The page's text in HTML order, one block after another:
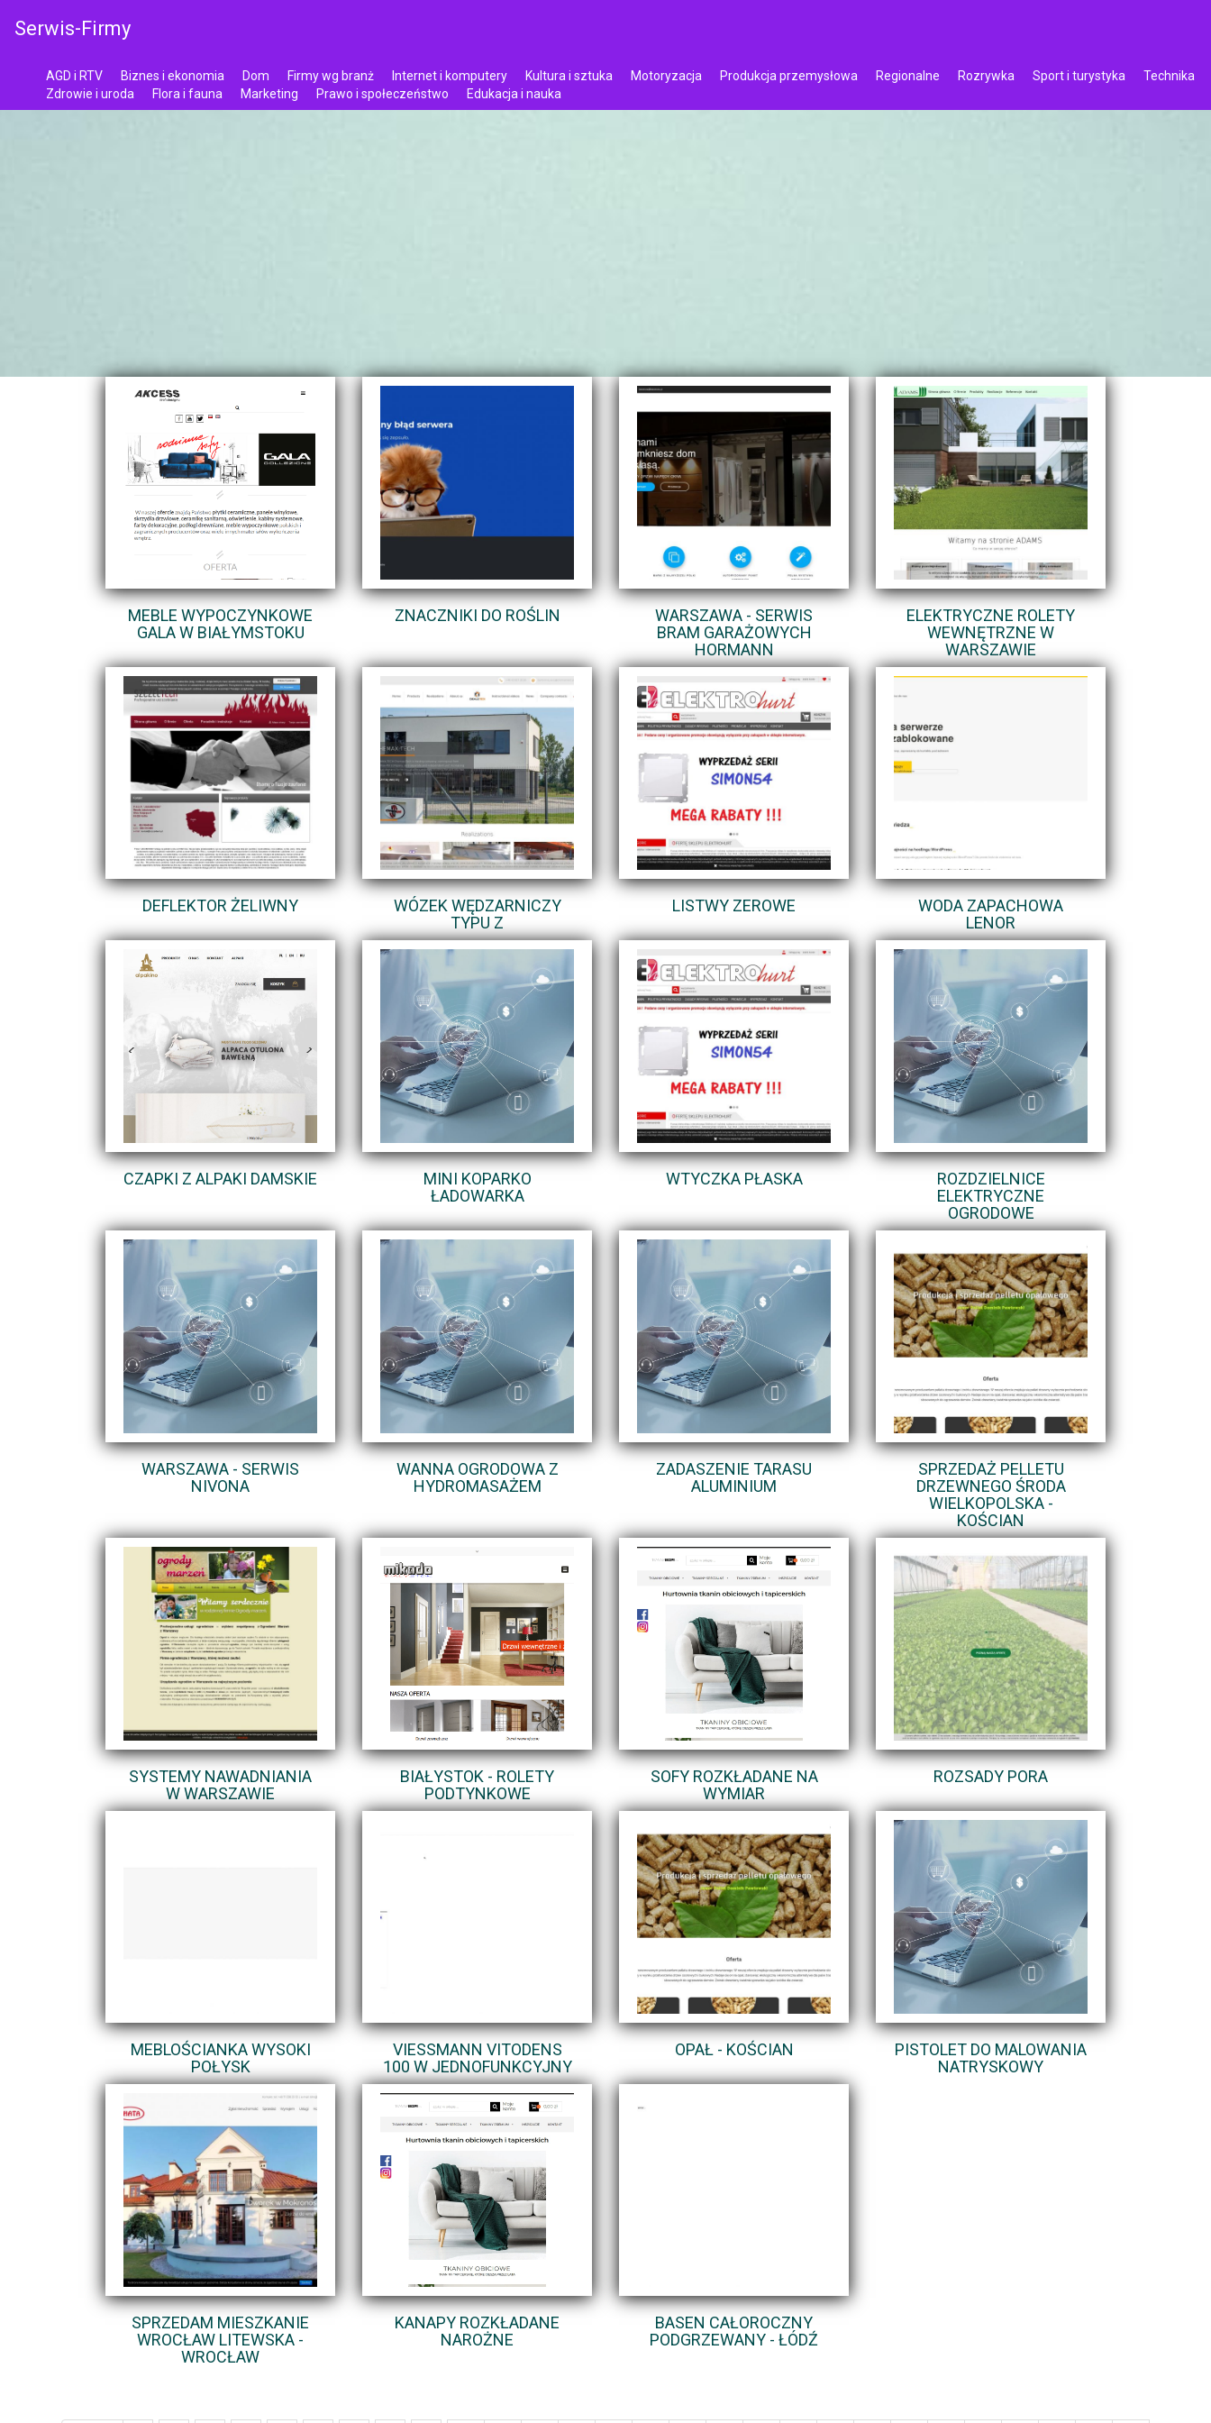
Serwis-Firmy
AGD i RTV Biznes i ekonomia Dom Firmy wg branż Internet i komputery Kultura i sztuka Motoryzacja Produkcja przemysłowa Regionalne Rozrywka Sport i turystyka
Technika
Zdrowie i uroda
Flora i fauna Marketing Prawo i społeczeństwo Edukacja i nauka
MEBLE WYPOCZYNKOWE
GALA W BIAŁYMSTOKU
ZNACZNIKI DO ROŚLIN
WARSZAWA - SERWIS
BRAM GARAŻOWYCH
HORMANN
ELEKTRYCZNE ROLETY
WEWNĘTRZNE W
WARSZAWIE
DEFLEKTOR ŻELIWNY
WÓZEK WĘDZARNICZY
TYPU Z
LISTWY ZEROWE
WODA ZAPACHOWA
LENOR
CZAPKI Z ALPAKI DAMSKIE
MINI KOPARKO
ŁADOWARKA
WTYCZKA PŁASKA
ROZDZIELNICE
ELEKTRYCZNE
OGRODOWE
WARSZAWA - SERWIS
NIVONA
WANNA OGRODOWA Z
HYDROMASAŻEM
ZADASZENIE TARASU
ALUMINIUM
SPRZEDAŻ PELLETU
DRZEWNEGO ŚRODA
WIELKOPOLSKA -
KOŚCIAN
SYSTEMY NAWADNIANIA
W WARSZAWIE
BIAŁYSTOK - ROLETY
PODTYNKOWE
SOFY ROZKŁADANE NA
WYMIAR
ROZSADY PORA
MEBLOŚCIANKA WYSOKI
POŁYSK
VIESSMANN VITODENS
100 W JEDNOFUNKCYJNY
OPAŁ - KOŚCIAN
PISTOLET DO MALOWANIA
NATRYSKOWY
SPRZEDAM MIESZKANIE
WROCŁAW LITEWSKA -
WROCŁAW
KANAPY ROZKŁADANE
NAROŻNE
BASEN CAŁOROCZNY
PODGRZEWANY - ŁÓDŹ